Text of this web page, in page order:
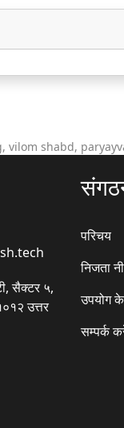
vilom shabd,
सैक्टर ५,
उत्तर
परिचय
निजता
उपयोग
सम्पर्क